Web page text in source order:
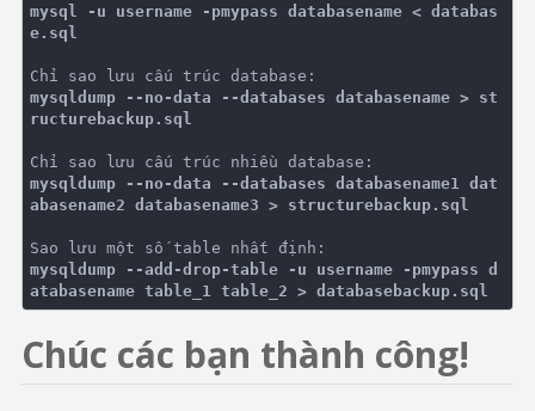
mysql -u username -pmypass databasename < databas
e.sql
mysqldump --no-data --databases databasename > st
ructurebackup.sql
mysqldump --no-data --databases databasename1 dat
abasename2 databasename3 > structurebackup.sql
mysqldump --add-drop-table -u username -pmypass d
atabasename table_1 table_2 > databasebackup.sql
Chúc các bạn thành công!